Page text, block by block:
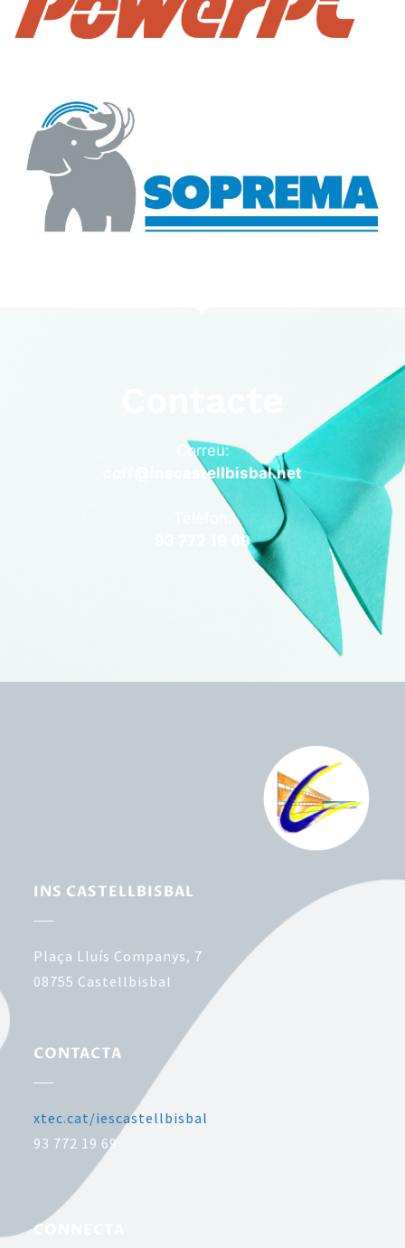
Correu:
ccff@inscastellbisbal.net
93 772 19 69
INS CASTELLBISBAL
Plaça Lluís Companys, 7
08755 Castellbisbal
CONTACTA
xtec.cat/iescastellbisbal
93 772 19 69
CONNECTA